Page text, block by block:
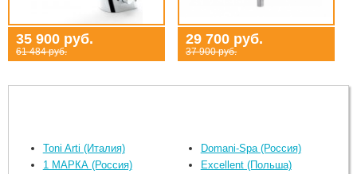
35 900 руб.
61 484 руб.
29 700 руб.
37 900 руб.
Toni Arti (Италия)
1 МАРКА (Россия)
Domani-Spa (Россия)
Excellent (Польша)